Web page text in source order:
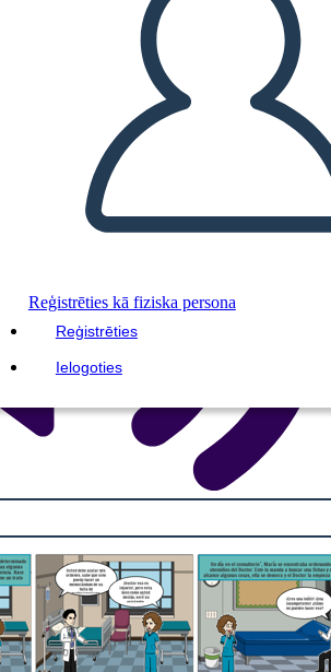
Reģistrēties kā fiziska persona
Reģistrēties
Ielogoties
ATSKAŅOT SLAIDRĀDI
IZLASI MAN